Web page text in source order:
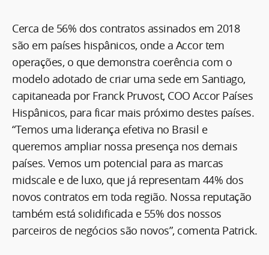
Cerca de 56% dos contratos assinados em 2018
são em países hispânicos, onde a Accor tem
operações, o que demonstra coerência com o
modelo adotado de criar uma sede em Santiago,
capitaneada por Franck Pruvost, COO Accor Países
Hispânicos, para ficar mais próximo destes países.
“Temos uma liderança efetiva no Brasil e
queremos ampliar nossa presença nos demais
países. Vemos um potencial para as marcas
midscale e de luxo, que já representam 44% dos
novos contratos em toda região. Nossa reputação
também está solidificada e 55% dos nossos
parceiros de negócios são novos”, comenta Patrick.